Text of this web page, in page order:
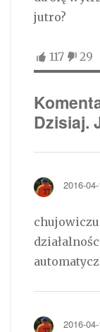
jutro?
117 29
Dzisiaj.
2016-
2016-